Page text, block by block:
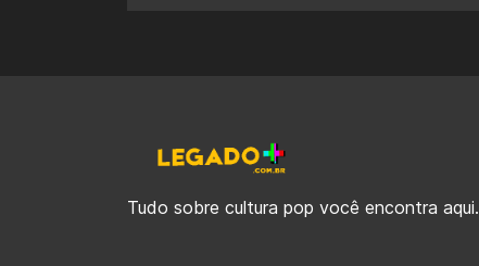
Tudo sobre cultura pop você encontra aqui.